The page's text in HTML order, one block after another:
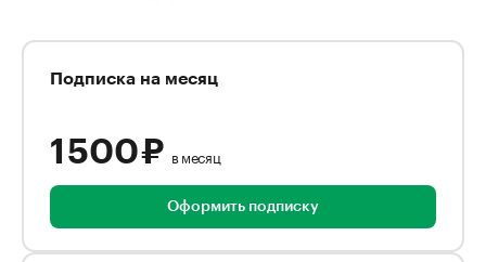
Подписка на месяц
1 500 ₽ в месяц
Оформить подписку